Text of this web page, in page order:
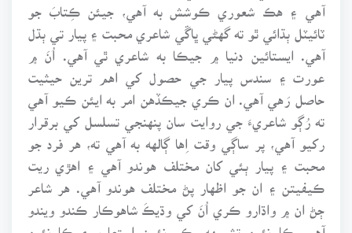
آهي ۽ هڪ شعوري ڪوشش به آهي، جيئن ڪِتابَ جو
ٽائيٽل ٻڌائي ٿو ته گهڻي ڀاڱي شاعري محبت ۽ پيار تي ٻڌل
آهي. ايستائين دنيا ۾ جيڪا به شاعري ٿي آهي. اُنَ ۾
عورت ۽ سندس پيار جي حصول کي اهم ترين حيثيت
حاصل رَهي آهي. ان ڪري جيڪڏهن امر به ايئن ڪيو آهي
ته رُڳو شاعريءَ جي روايت سان پنهنجي تسلسل کي برقرار
رکيو آهي، پر ساڳي وقت اِها ڳالهه به آهي ته، هر فرد جو
محبت ۽ پيار ٻئي کان مختلف هوندو آهي ۽ اهڙي ريت
ڪيفيتن ۽ ان جو اظهار پڻ مختلف هوندو آهي. هر شاعر
ڄڻ ان ۾ واڌارو ڪري اُنَ کي وڌيڪَ شاهوڪار ڪندو ويندو
آهي. ڪا نئين تشبيهه، ڪو نئون استعارو ۽ ڪا نئين